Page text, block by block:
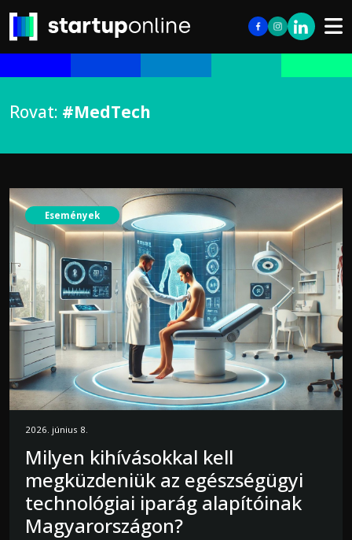
Rovat: #MedTech
Események
2026. június 8.
Milyen kihívásokkal kell
megküzdeniük az egészségügyi
technológiai iparág alapítóinak
Magyarországon?